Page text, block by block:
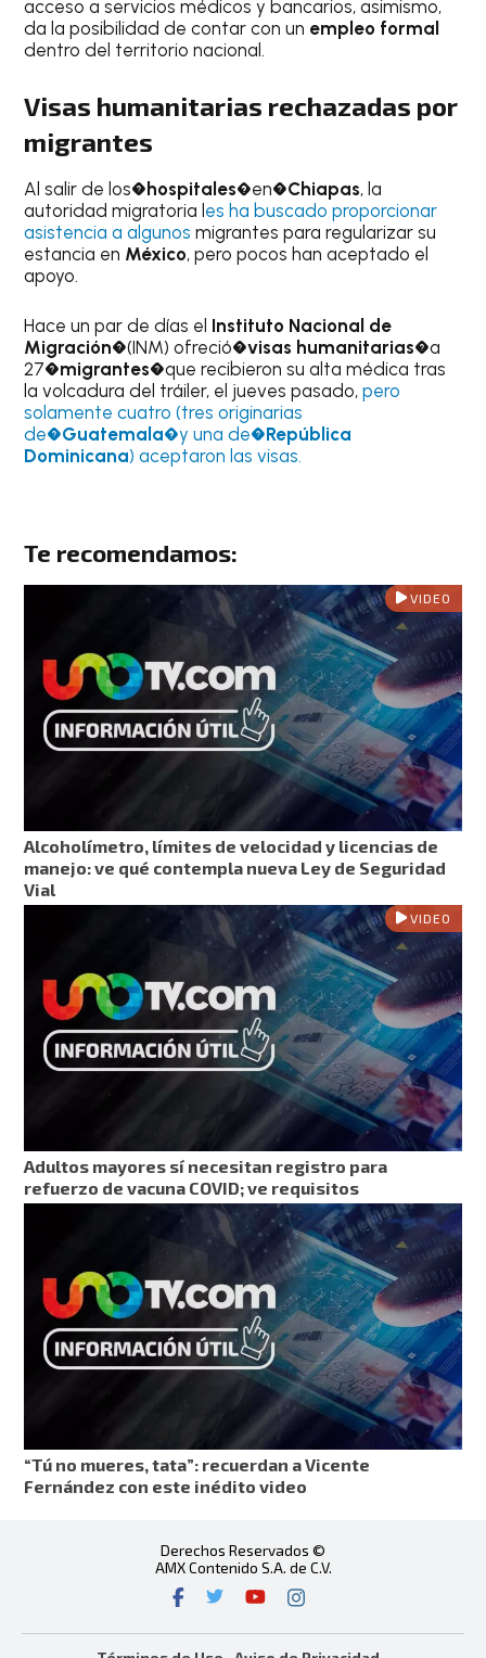
acceso a servicios médicos y bancarios, asimismo,
da la posibilidad de contar con un empleo formal
dentro del territorio nacional.
Visas humanitarias rechazadas por
migrantes
Al salir de los� hospitales�en�Chiapas, la
autoridad migratoria l es ha buscado proporcionar
asistencia a algunosmigrantes para regularizar su
estancia en México, pero pocos han aceptado el
apoyo.
Hace un par de días el Instituto Nacional de
Migración�(INM) ofreció�visas humanitarias�a
27�migrantes�que recibieron su alta médica tras
la volcadura del tráiler, el jueves pasado,pero
solamente cuatro (tres originarias
de�Guatemala�y una de�República
Dominicana) aceptaron las visas.
Te recomendamos:
VIDEO
Alcoholímetro, límites de velocidad y licencias de
manejo: ve qué contempla nueva Ley de Seguridad
Vial
VIDEO
Adultos mayores sí necesitan registro para
refuerzo de vacuna COVID; ve requisitos
“Tú no mueres, tata”: recuerdan a Vicente
Fernández con este inédito video
Derechos Reservados ©
AMX Contenido S.A. de C.V.